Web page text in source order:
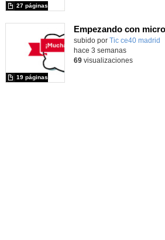
27 páginas
Empezando con
Contenido educativo.
subido por Tic ce40 madrid
19 páginas
hace 3 semanas
69visualizaciones